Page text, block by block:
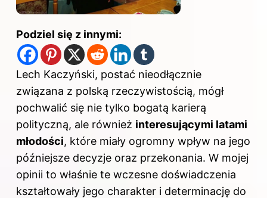
Podziel się z innymi:
Lech Kaczyński, postać nieodłącznie
związana z polską rzeczywistością, mógł
pochwalić się nie tylko bogatą karierą
polityczną, ale również interesującymi latami
młodości, które miały ogromny wpływ na jego
późniejsze decyzje oraz przekonania. W mojej
opinii to właśnie te wczesne doświadczenia
kształtowały jego charakter i determinację do